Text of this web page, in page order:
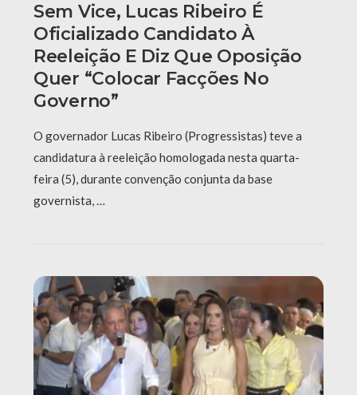
Sem Vice, Lucas Ribeiro É
Oficializado Candidato À
Reeleição E Diz Que Oposição
Quer “colocar Facções No
Governo”
O governador Lucas Ribeiro (Progressistas) teve a
candidatura à reeleição homologada nesta quarta-
feira (5), durante convenção conjunta da base
governista, …